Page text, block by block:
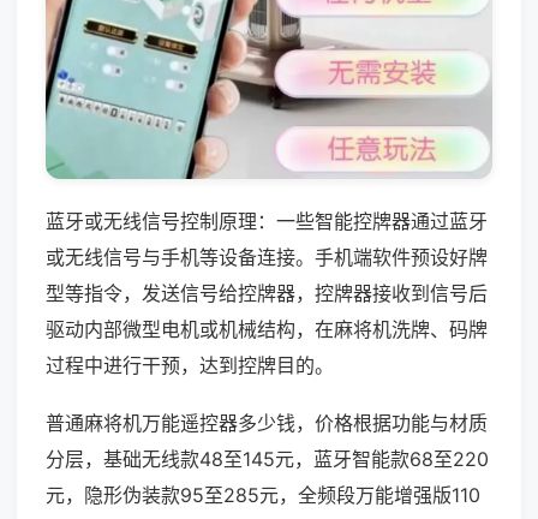
蓝牙或无线信号控制原理：一些智能控牌器通过蓝牙
或无线信号与手机等设备连接。手机端软件预设好牌
型等指令，发送信号给控牌器，控牌器接收到信号后
驱动内部微型电机或机械结构，在麻将机洗牌、码牌
过程中进行干预，达到控牌目的。
普通麻将机万能遥控器多少钱，价格根据功能与材质
分层，基础无线款48至145元，蓝牙智能款68至220
元，隐形伪装款95至285元，全频段万能增强版110